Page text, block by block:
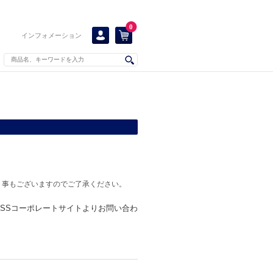
インフォメーション
0
もございますのでご了承ください。
コーポレートサイトよりお問い合わ